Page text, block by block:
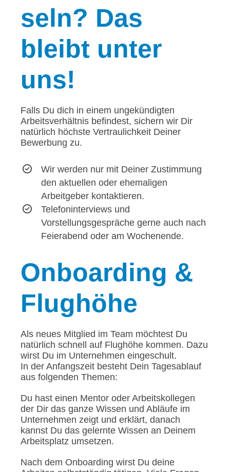
seln? Das
bleibt unter
uns!
Falls Du dich in einem ungekündigten
Arbeitsverhältnis befindest, sichern wir Dir
natürlich höchste Vertraulichkeit Deiner
Bewerbung zu.
Wir werden nur mit Deiner Zustimmung
den aktuellen oder ehemaligen
Arbeitgeber kontaktieren.
Telefoninterviews und
Vorstellungsgespräche gerne auch nach
Feierabend oder am Wochenende.
Onboarding &
Flughöhe
Als neues Mitglied im Team möchtest Du
natürlich schnell auf Flughöhe kommen. Dazu
wirst Du im Unternehmen eingeschult.
In der Anfangszeit besteht Dein Tagesablauf
aus folgenden Themen:
Du hast einen Mentor oder Arbeitskollegen
der Dir das ganze Wissen und Abläufe im
Unternehmen zeigt und erklärt, danach
kannst Du das gelernte Wissen an Deinem
Arbeitsplatz umsetzen.
Nach dem Onboarding wirst Du deine